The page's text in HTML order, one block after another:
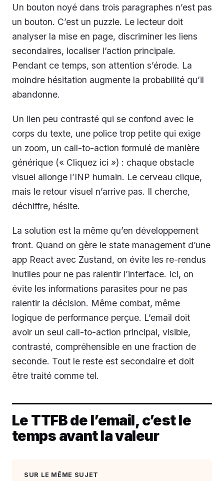
Un bouton noyé dans trois paragraphes n’est pas
un bouton. C’est un puzzle. Le lecteur doit
analyser la mise en page, discriminer les liens
secondaires, localiser l’action principale.
Pendant ce temps, son attention s’érode. La
moindre hésitation augmente la probabilité qu’il
abandonne.
Un lien peu contrasté qui se confond avec le
corps du texte, une police trop petite qui exige
un zoom, un call-to-action formulé de manière
générique (« Cliquez ici ») : chaque obstacle
visuel allonge l’INP humain. Le cerveau clique,
mais le retour visuel n’arrive pas. Il cherche,
déchiffre, hésite.
La solution est la même qu’en développement
front. Quand on gère le state management d’une
app React avec Zustand, on évite les re-rendus
inutiles pour ne pas ralentir l’interface. Ici, on
évite les informations parasites pour ne pas
ralentir la décision. Même combat, même
logique de performance perçue. L’email doit
avoir un seul call-to-action principal, visible,
contrasté, compréhensible en une fraction de
seconde. Tout le reste est secondaire et doit
être traité comme tel.
Le TTFB de l’email, c’est le
temps avant la valeur
SUR LE MÊME SUJET